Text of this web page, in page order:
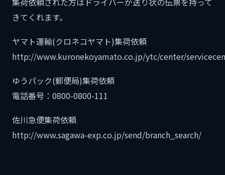
きてくれます。
ヤマト運輸(クロネコヤマト)集荷依頼
http://www.kuronekoyamato.co.jp/ytc/center/
ゆうパック(郵便局)集荷依頼
電話番号：0800-0800-111
佐川急便集荷依頼
http://www.sagawa-exp.co.jp/send/branch_search/